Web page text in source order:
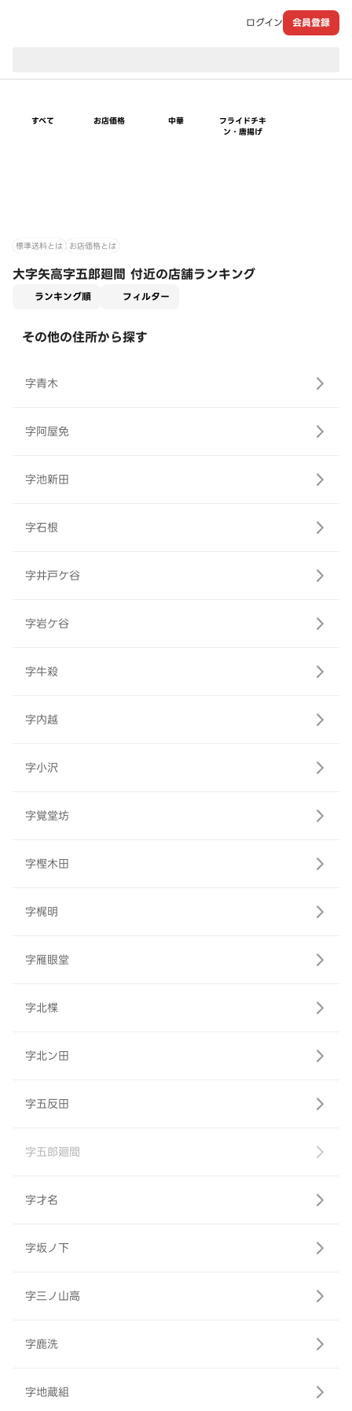
ログイン 会員登録
すべて お店価格 中華
フライドチキ
ン・唐揚げ
標準送料とは お店価格とは
大字矢高字五郎廻間 付近の店舗ランキング
ランキング順 フィルター
その他の住所から探す
字青木
字阿屋免
字池新田
字石根
字井戸ケ谷
字岩ケ谷
字牛殺
字内越
字小沢
字覚堂坊
字樫木田
字梶明
字雁眼堂
字北楪
字北ン田
字五反田
字五郎廻間
字才名
字坂ノ下
字三ノ山高
字鹿洗
字地蔵組